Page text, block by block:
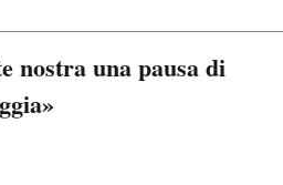
nostra una pausa di